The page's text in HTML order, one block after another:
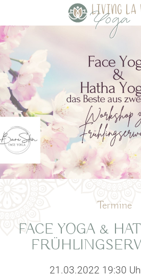
Termine
FACE YOGA &
21.03.2022 19:30